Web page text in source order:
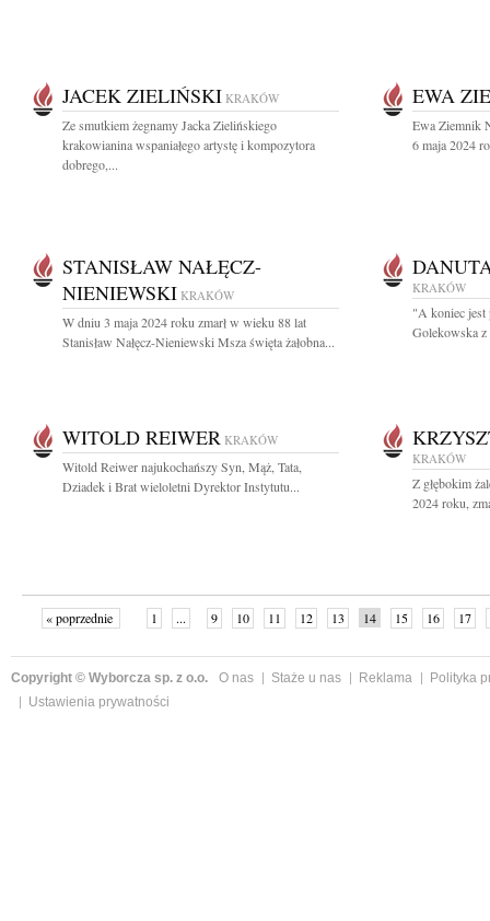
JACEK ZIELIŃSKI KRAKÓW
Ze smutkiem żegnamy Jacka Zielińskiego
krakowianina wspaniałego artystę i kompozytora
dobrego,...
EWA
Ewa Ziemnik
6 maja 2024
STANISŁAW NAŁĘCZ-
NIENIEWSKI KRAKÓW
W dniu 3 maja 2024 roku zmarł w wieku 88 lat
Stanisław Nałęcz-Nieniewski Msza święta żałobna...
KRAKÓW
"A koniec jest
Golekowska
WITOLD REIWER KRAKÓW
Witold Reiwer najukochańszy Syn, Mąż, Tata,
Dziadek i Brat wieloletni Dyrektor Instytutu...
KRAKÓW
Z głębokim
2024 roku,
« poprzednie 1 ... 9 10 11 12 13 14 15 16 17
Copyright © Wyborcza sp. z o.o. O nas Staże u nas Reklama
Polityka
Ustawienia prywatności